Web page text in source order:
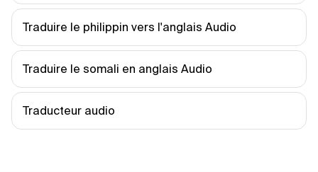
Traduire le philippin vers l'anglais Audio
Traduire le somali en anglais Audio
Traducteur audio